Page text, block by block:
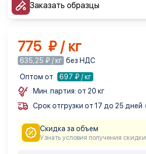
Заказать образцы
775 ₽ / кг
635,25 ₽ / кг без НДС
Оптом от
697 ₽ / кг
Мин. партия: от 20 кг
Срок отгрузки от 17 до 25 дней
Скидка за объем
Узнать условия получения скидки